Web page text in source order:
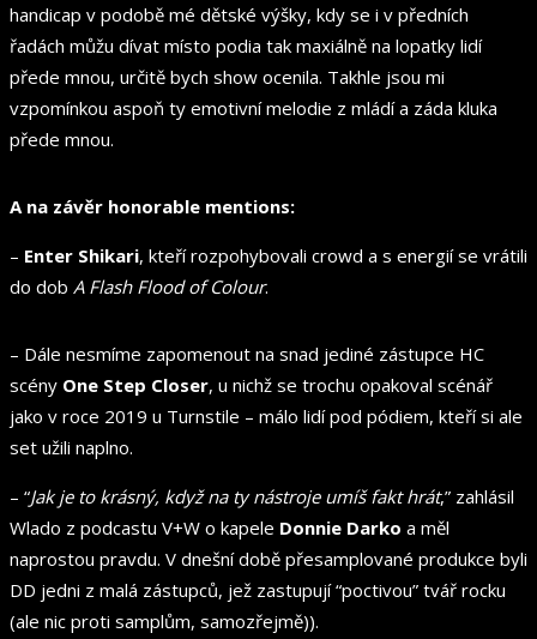
handicap v podobě mé dětské výšky, kdy se i v předních
řadách můžu dívat místo podia tak maxiálně na lopatky lidí
přede mnou, určitě bych show ocenila. Takhle jsou mi
vzpomínkou aspoň ty emotivní melodie z mládí a záda kluka
přede mnou.
A na závěr honorable mentions:
– Enter Shikari, kteří rozpohybovali crowd a s energií se vrátili
do dob A Flash Flood of Colour.
– Dále nesmíme zapomenout na snad jediné zástupce HC
scény One Step Closer, u nichž se trochu opakoval scénář
jako v roce 2019 u Turnstile – málo lidí pod pódiem, kteří si ale
set užili naplno.
– “Jak je to krásný, když na ty nástroje umíš fakt hrát,” zahlásil
Wlado z podcastu V+W o kapele Donnie Darko a měl
naprostou pravdu. V dnešní době přesamplované produkce byli
DD jedni z malá zástupců, jež zastupují “poctivou” tvář rocku
(ale nic proti samplům, samozřejmě)).